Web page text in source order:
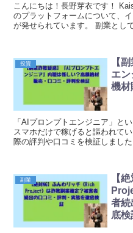
こんにちは！長野芽衣です！
のプラットフォームについて、
が発せられています。 副業とし
投資
【
エ
機材
「AIプロンプトエンジニア」と
スマホだけで稼げると謳われて
際の評判や口コミを検証しました
副業
【
者続
底検